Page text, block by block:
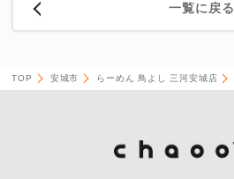
一覧に戻る
TOP 安城市 らーめん 鳥よし 三河安城店